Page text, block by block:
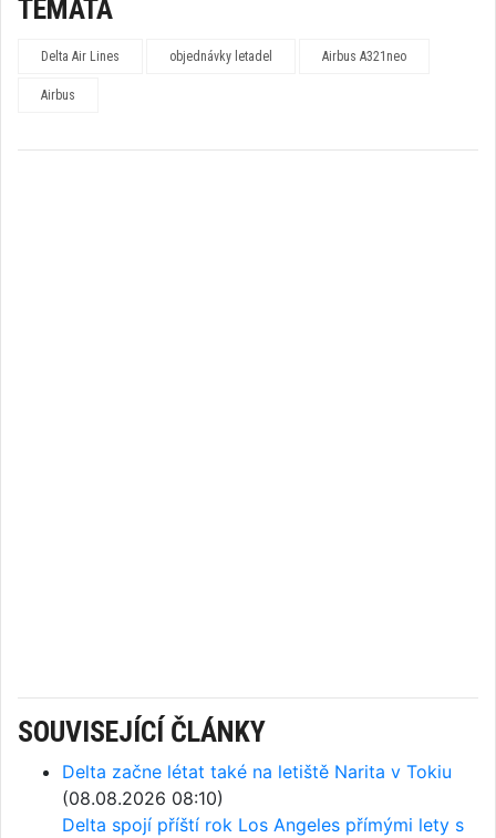
TÉMATA
Delta Air Lines objednávky letadel Airbus A321neo
Airbus
SOUVISEJÍCÍ ČLÁNKY
Delta začne létat také na letiště Narita v Tokiu
(08.08.2026 08:10)
Delta spojí příští rok Los Angeles přímými lety s